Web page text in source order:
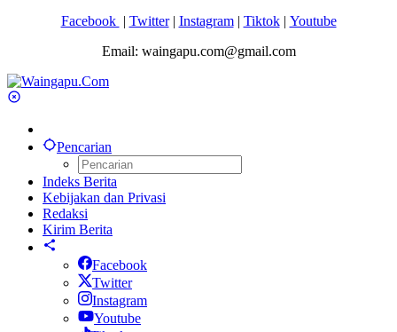
Facebook | Twitter| Instagram| Tiktok| Youtube
Email: waingapu.com@gmail.com
Pencarian
Indeks Berita
Kebijakan dan Privasi
Redaksi
Kirim Berita
Facebook
Twitter
Instagram
Youtube